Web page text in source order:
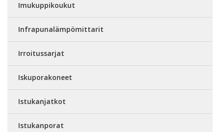
Imukuppikoukut
Infrapunalämpömittarit
Irroitussarjat
Iskuporakoneet
Istukanjatkot
Istukanporat